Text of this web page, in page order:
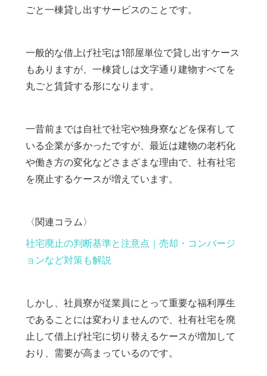
ごと一棟貸し出すサービスのことです。
一般的な借上げ社宅は1部屋単位で貸し出すケース
もありますが、一棟貸しは文字通り建物すべてを
丸ごと賃貸する形になります。
一昔前までは自社で社宅や独身寮などを保有して
いる企業が多かったですが、最近は建物の老朽化
や働き方の変化などさまざまな理由で、社有社宅
を廃止するケースが増えています。
〈関連コラム〉
社宅廃止の判断基準と注意点｜売却・コンバージ
ョンなど対策も解説
しかし、社員寮が従業員にとって重要な福利厚生
であることには変わりませんので、社有社宅を廃
止して借上げ社宅に切り替えるケースが増加して
おり、需要が高まっているのです。